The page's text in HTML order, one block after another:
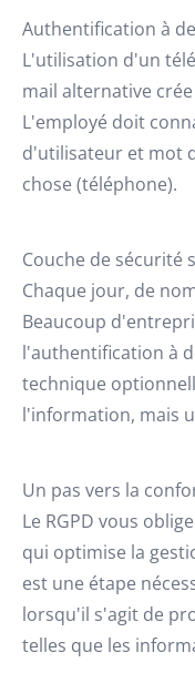
Authentification à
L'utilisation d'un
mail alternative
L'employé doit
d'utilisateur et mot
chose (téléphone).
Couche de sécurité
Chaque jour, de
Beaucoup
l'authentification à
technique
l'information, mais
Un pas vers la
Le RGPD vous
qui optimise la
est une étape
lorsqu'il s'agit de
telles que les